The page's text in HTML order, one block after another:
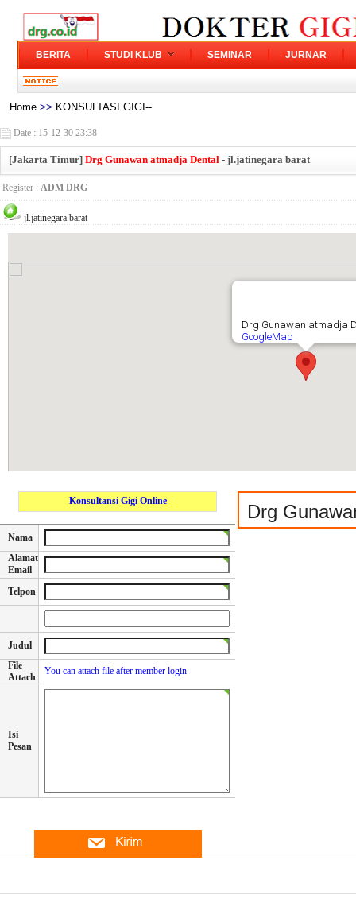
BERITA STUDI KLUB SEMINAR JURNAR
Home >> KONSULTASI GIGI--
Date : 15-12-30 23:38
[Jakarta Timur] Drg Gunawan atmadja Dental - jl.jatinegara barat
Register : ADM DRG
jl.jatinegara barat
Drg Gunawan atmadja
GoogleMap
Konsultansi Gigi Online
Nama
Alamat
Email
Telpon
Judul
File
Attach
You can attach file after member login
Isi
Pesan
Drg